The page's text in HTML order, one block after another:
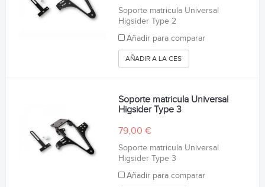
Soporte matricula Universal
Higsider Type 2
Añadir para comparar
AÑADIR A LA CESTA
Soporte matricula Universal
Higsider Type 3
79,00 €
Soporte matricula Universal
Higsider Type 3
Añadir para comparar